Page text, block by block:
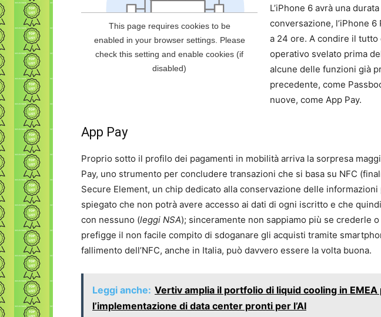
L’iPhone 6 avrà una
conversazione, l’iPhone
a 24 ore. A condire il tutto
operativo svelato prima
alcune delle funzioni già
precedente, come
nuove, come App Pay.
App Pay
Proprio sotto il profilo dei pagamenti in mobilità arriva la sorpresa
Pay, uno strumento per concludere transazioni che si basa su NFC
Secure Element, un chip dedicato alla conservazione delle
spiegato che non potrà avere accesso ai dati di ogni iscritto e che
con nessuno (leggi NSA); sinceramente non sappiamo più se crederle o
prefigge il non facile compito di sdoganare gli acquisti tramite
fallimento dell’NFC, anche in Italia, può davvero essere la volta buona.
Leggi anche: Vertiv amplia il portfolio di liquid cooling in
l’implementazione di data center pronti per l’AI